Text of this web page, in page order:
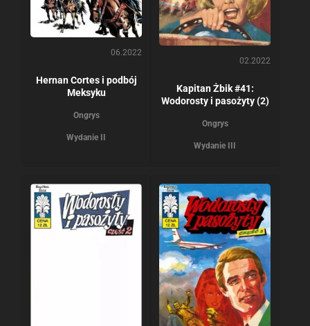
06.2022
Hernan Cortes i podbój
Meksyku
Ongrys
Wydanie II
02.2022
Kapitan Żbik #41:
Wodorosty i pasożyty (2)
Ongrys
Wydanie III